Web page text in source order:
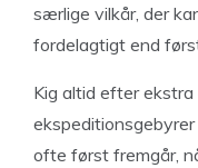
særlige vilkår, der
fordelagtigt end
Kig altid efter
ofte først fremgår,